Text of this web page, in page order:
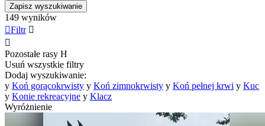
Zapisz wyszukiwanie
149 wyników
Filtr 

Pozostałe rasy H
Usuń wszystkie filtry
Dodaj wyszukiwanie:
y Koń gorącokrwisty y Koń zimnokrwisty y Koń pełnej krwi y Kuc
y Konie rekreacyjne y Klacz
Wyróżnienie